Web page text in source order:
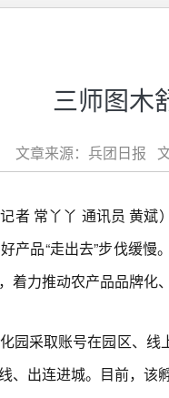
三师图木
文章来源：兵团日报
常丫丫 通讯员 黄斌
产品“走出去”步伐缓
着力推动农产品品牌化
采取账号在园区、线
、出连进城。目前，该